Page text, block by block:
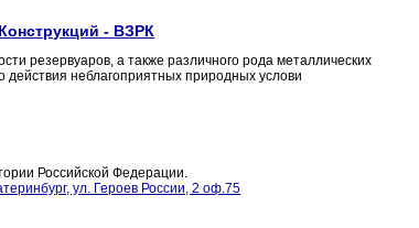
- ВЗРК
резервуаров, а также различного рода металлических
неблагоприятных природных услови
Российской Федерации.
ул. Героев России, 2 оф.75